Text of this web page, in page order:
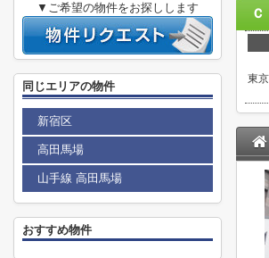
東
▼ご希望の物件をお探しします
同じエリアの物件
新宿区
高田馬場
山手線 高田馬場
おすすめ物件